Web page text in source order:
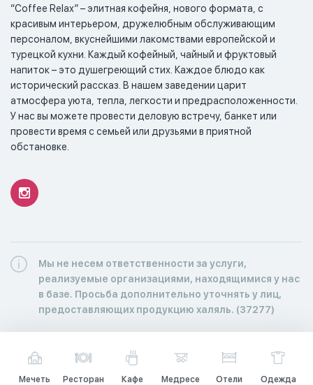
“Coffee Relax” – элитная кофейня, нового формата, c
красивым интерьером, дружелюбным обслуживающим
персоналом, вкуснейшими лакомствами европейской и
турецкой кухни. Каждый кофейный, чайный и фруктовый
напиток – это душегреющий стих. Каждое блюдо как
исторический рассказ. В нашем заведении царит
атмосфера уюта, тепла, легкости и предрасположенности.
У нас вы можете провести деловую встречу, банкет или
провести время с семьей или друзьями в приятной
обстановке.
Мы не несем ответственности за услуги,
реализуемые организациями, находящимися у нас
в базе. Просьба дополнительно уточнять у лиц,
предоставляющих продукцию халяль. (37277)
Мечеть Ресторан Кафе Медресе Отели Одежда